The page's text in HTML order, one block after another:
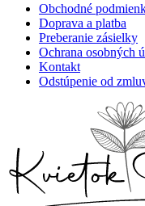
Obchodné
Doprava a platba
Preberanie zásielky
Ochrana osobných
Kontakt
Odstúpenie od